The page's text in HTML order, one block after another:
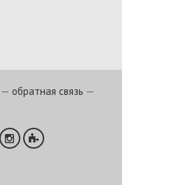
— обратная связь —